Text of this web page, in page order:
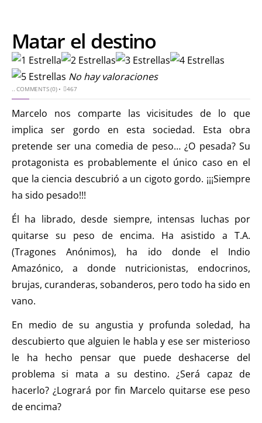
Matar el destino
No hay valoraciones
..COMMENTS (0)• 467
Marcelo nos comparte las vicisitudes de lo que
implica ser gordo en esta sociedad. Esta obra
pretende ser una comedia de peso… ¿O pesada? Su
protagonista es probablemente el único caso en el
que la ciencia descubrió a un cigoto gordo. ¡¡¡Siempre
ha sido pesado!!!
Él ha librado, desde siempre, intensas luchas por
quitarse su peso de encima. Ha asistido a T.A.
(Tragones Anónimos), ha ido donde el Indio
Amazónico, a donde nutricionistas, endocrinos,
brujas, curanderas, sobanderos, pero todo ha sido en
vano.
En medio de su angustia y profunda soledad, ha
descubierto que alguien le habla y ese ser misterioso
le ha hecho pensar que puede deshacerse del
problema si mata a su destino. ¿Será capaz de
hacerlo? ¿Logrará por fin Marcelo quitarse ese peso
de encima?